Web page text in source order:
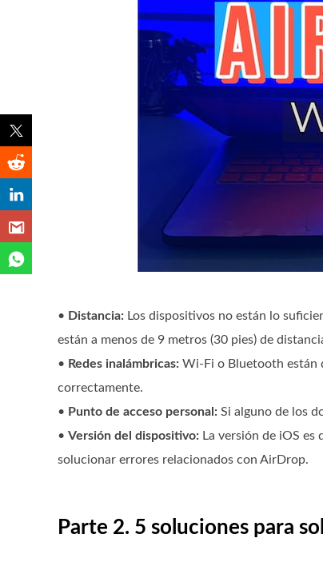
• Distancia: Los dispositivos no están lo
están a menos de 9 metros (30 pies) de
• Redes inalámbricas: Wi-Fi o Bluetooth están
correctamente.
• Punto de acceso personal: Si alguno de los
• Versión del dispositivo: La versión de iOS
solucionar errores relacionados con AirDrop.
Parte 2. 5 soluciones para